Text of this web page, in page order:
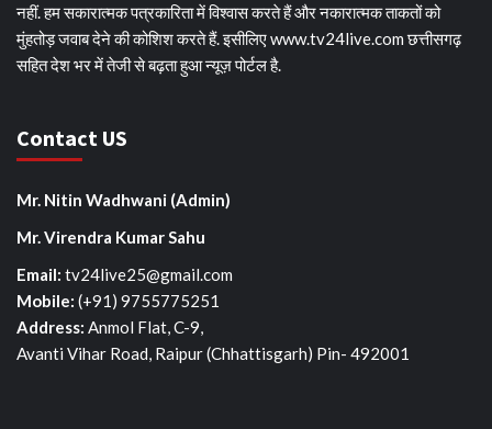
नहीं. हम सकारात्मक पत्रकारिता में विश्वास करते हैं और नकारात्मक ताकतों को
मुंहतोड़ जवाब देने की कोशिश करते हैं. इसीलिए www.tv24live.com छत्तीसगढ़
सहित देश भर में तेजी से बढ़ता हुआ न्यूज़ पोर्टल है.
Contact US
Mr. Nitin Wadhwani (Admin)
Mr. Virendra Kumar Sahu
Email: tv24live25@gmail.com
Mobile: ‪ (+91) 9755775251‬
Address: Anmol Flat, C-9,
Avanti Vihar Road, Raipur (Chhattisgarh) Pin- 492001